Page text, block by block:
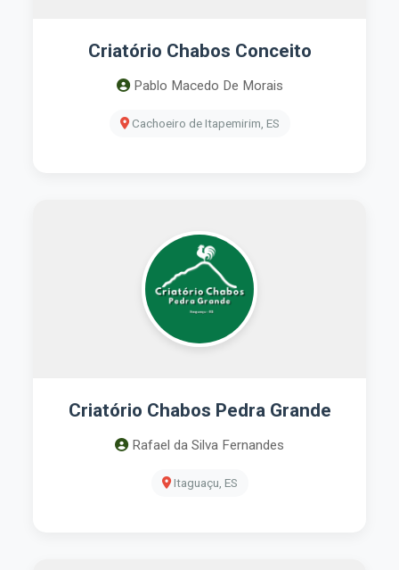
Criatório Chabos Conceito
Pablo Macedo De Morais
Cachoeiro de Itapemirim, ES
Criatório Chabos Pedra Grande
Rafael da Silva Fernandes
Itaguaçu, ES